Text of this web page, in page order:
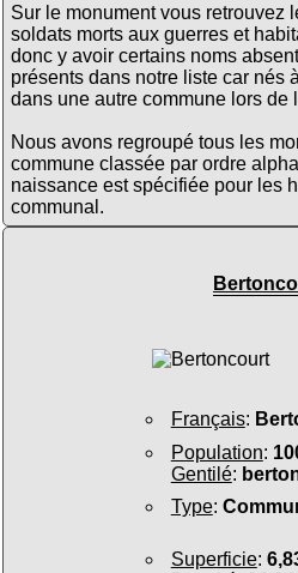
Sur le monument vous retrouvez
soldats morts aux guerres et
donc y avoir certains noms
présents dans notre liste car nés à
dans une autre commune lors de
Nous avons regroupé tous les
commune classée par ordre
naissance est spécifiée pour les
communal.
Français:
Population:
Gentilé:
Type:
Superficie: